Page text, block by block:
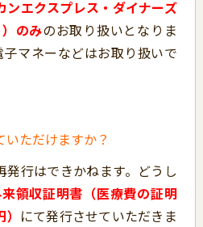
ンエクスプレス・ダイナーズ
のみのお取り扱いとなりま
マネーなどはお取り扱いで
ただけますか？
発行はできかねます。どうし
来領収証明書（医療費の証明
にて発行させていただきま